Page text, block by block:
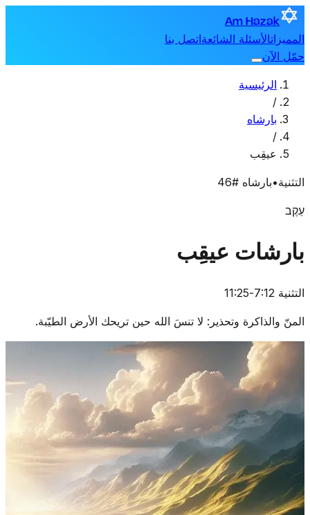
Am Hazak
المميزاتالأسئلة الشائعةاتصل بنا
حمّل الآن
الرئيسية
/
بارشاه
/
عيقِب
التثنية•بارشاه #46
עֵקֶב
بارشات عيقِب
التثنية 7:12-11:25
المنّ والذاكرة وتحذير: لا تنسَ الله حين تريحك الأرض الطيّبة.